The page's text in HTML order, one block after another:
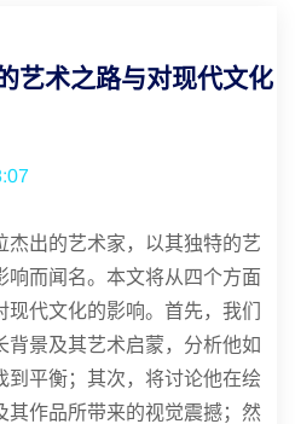
艺术之路与对现代文化
杰出的艺术家，以其独特的艺
响而闻名。本文将从四个方面
代文化的影响。首先，我们
背景及其艺术启蒙，分析他如
到平衡；其次，将讨论他在绘
其作品所带来的视觉震撼；然